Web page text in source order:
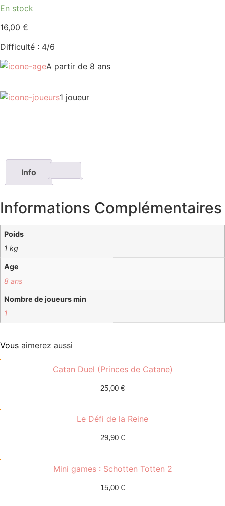
En stock
16,00 €
Difficulté : 4/6
A partir de 8 ans
1 joueur
Info
Informations Complémentaires
Poids
1 kg
Age
8 ans
Nombre de joueurs min
1
Vous aimerez aussi
Catan Duel (Princes de Catane)
25,00 €
Le Défi de la Reine
29,90 €
Mini games : Schotten Totten 2
15,00 €